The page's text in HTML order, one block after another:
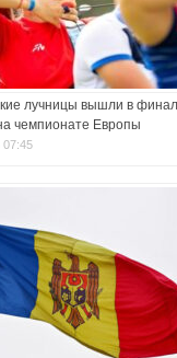
лучницы вышли в
чемпионате Европы
07:45